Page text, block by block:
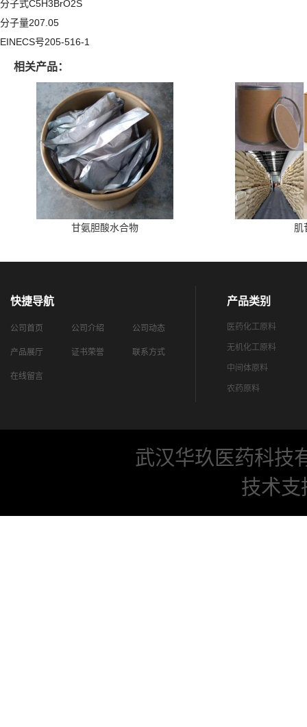
分子式C5H3BrO2S
分子量207.05
EINECS号205-516-1
相关产品：
甘氨胆酸水合物 肌
快捷导航
公司首页 公司介绍 公司动态
产品展厅 证书荣誉 联系方式
在线留言
产品类别
医药化工原料
无机化工原料
中间体原料
农药原料
武汉华玖医药科技
技术